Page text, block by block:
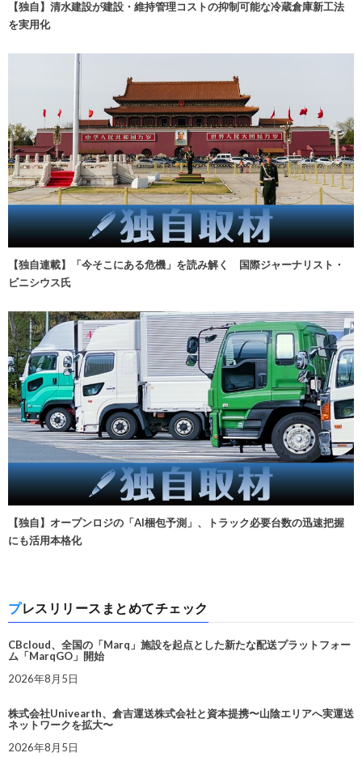
【独自】清水建設が建設・維持管理コストの抑制可能な冷蔵倉庫新工法
を実用化
【独自連載】「今そこにある危機」を読み解く 国際ジャーナリスト・
ビニシウス氏
【独自】オープンロジの「AI梱包予測」、トラック必要台数の迅速把握
にも活用本格化
プレスリリースまとめてチェック
CBcloud、全国の「Marq」施設を起点とした新たな配送プラットフォー
ム「MarqGO」開始
2026年8月5日
株式会社Univearth、倉吉運送株式会社と資本提携〜山陰エリアへ実運送
ネットワークを拡大〜
2026年8月5日